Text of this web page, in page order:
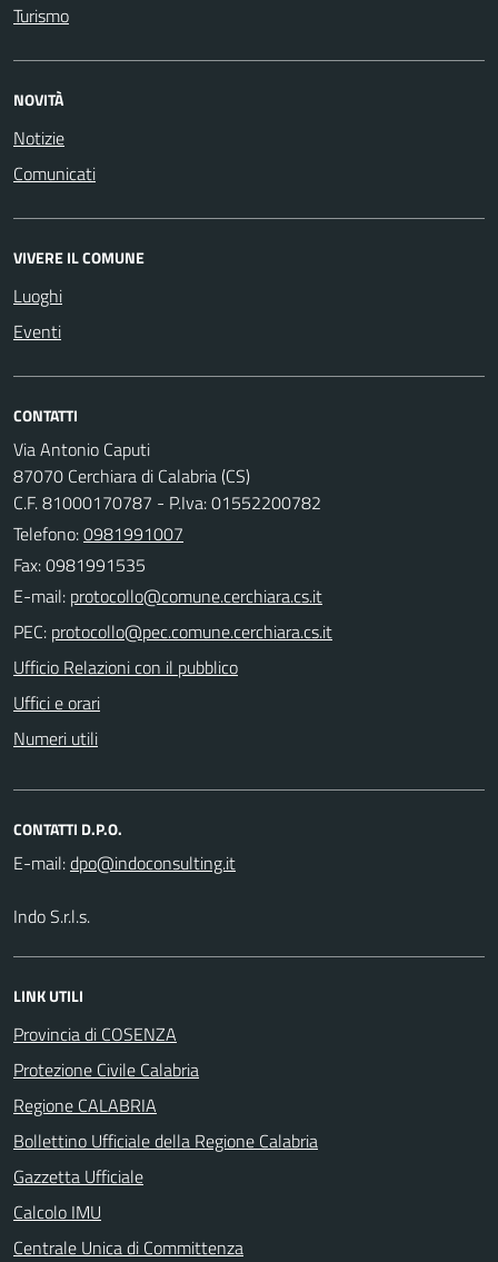
Turismo
NOVITÀ
Notizie
Comunicati
VIVERE IL COMUNE
Luoghi
Eventi
CONTATTI
Via Antonio Caputi
87070 Cerchiara di Calabria (CS)
C.F. 81000170787 - P.Iva: 01552200782
Telefono:0981991007
Fax: 0981991535
E-mail:
PEC:
Ufficio Relazioni con il pubblico
Uffici e orari
Numeri utili
CONTATTI D.P.O.
E-mail:
Indo S.r.l.s.
LINK UTILI
Provincia di COSENZA
Protezione Civile Calabria
Regione CALABRIA
Bollettino Ufficiale della Regione Calabria
Gazzetta Ufficiale
Calcolo IMU
Centrale Unica di Committenza